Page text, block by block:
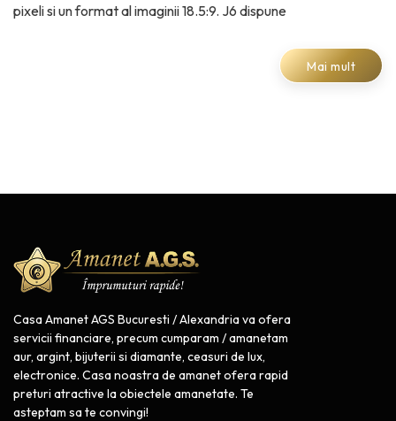
pixeli si un format al imaginii 18.5:9. J6 dispune
Mai mult
Casa Amanet AGS Bucuresti / Alexandria va ofera
servicii financiare, precum cumparam / amanetam
aur, argint, bijuterii si diamante, ceasuri de lux,
electronice. Casa noastra de amanet ofera rapid
preturi atractive la obiectele amanetate. Te
asteptam sa te convingi!